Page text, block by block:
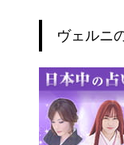
ヴェルニ